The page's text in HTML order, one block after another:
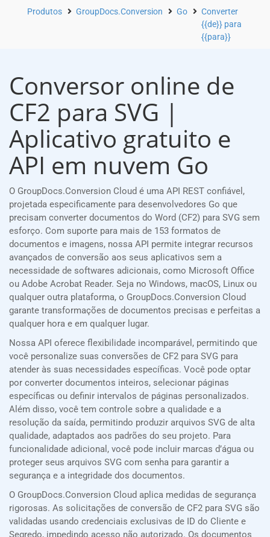
Produtos GroupDocs.Conversion Go
Converter
{{de}} para
{{para}}
Conversor online de
CF2 para SVG |
Aplicativo gratuito e
API em nuvem Go
O GroupDocs.Conversion Cloud é uma API REST confiável,
projetada especificamente para desenvolvedores Go que
precisam converter documentos do Word (CF2) para SVG sem
esforço. Com suporte para mais de 153 formatos de
documentos e imagens, nossa API permite integrar recursos
avançados de conversão aos seus aplicativos sem a
necessidade de softwares adicionais, como Microsoft Office
ou Adobe Acrobat Reader. Seja no Windows, macOS, Linux ou
qualquer outra plataforma, o GroupDocs.Conversion Cloud
garante transformações de documentos precisas e perfeitas a
qualquer hora e em qualquer lugar.
Nossa API oferece flexibilidade incomparável, permitindo que
você personalize suas conversões de CF2 para SVG para
atender às suas necessidades específicas. Você pode optar
por converter documentos inteiros, selecionar páginas
específicas ou definir intervalos de páginas personalizados.
Além disso, você tem controle sobre a qualidade e a
resolução da saída, permitindo produzir arquivos SVG de alta
qualidade, adaptados aos padrões do seu projeto. Para
funcionalidade adicional, você pode incluir marcas d’água ou
proteger seus arquivos SVG com senha para garantir a
segurança e a integridade dos documentos.
O GroupDocs.Conversion Cloud aplica medidas de segurança
rigorosas. As solicitações de conversão de CF2 para SVG são
validadas usando credenciais exclusivas de ID do Cliente e
Segredo, impedindo acesso não autorizado. Os documentos